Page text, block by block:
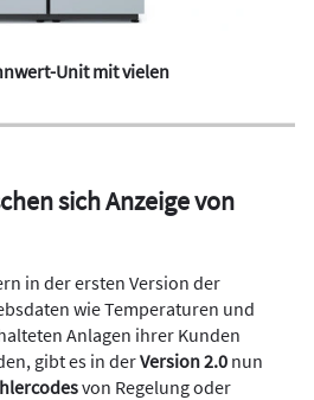
Unit mit vielen
sich Anzeige von
in der ersten Version der
wie Temperaturen und
Anlagen ihrer Kunden
gibt es in derVersion 2.0 nun
von Regelung oder